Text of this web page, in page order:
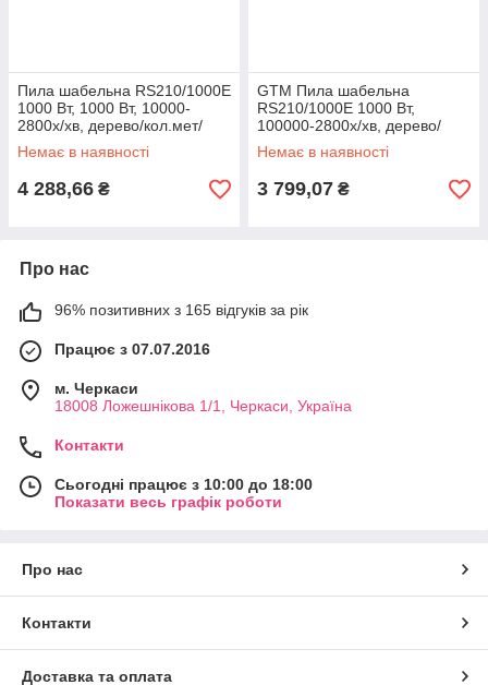
Пила шабельна RS210/1000E
1000 Вт, 1000 Вт, 10000-
2800х/хв, дерево/кол.мет/
сталь — 210/28/10 мм
Немає в наявності
4 288,66 ₴
GTM Пила шабельна
RS210/1000E 1000 Вт,
100000-2800х/хв, дерево/
кол.мет/сталь — 210/28/10
мм
Немає в наявності
3 799,07 ₴
Про нас
96% позитивних з 165 відгуків за рік
Працює з 07.07.2016
м. Черкаси
18008 Ложешнікова 1/1, Черкаси, Україна
Контакти
Сьогодні працює з 10:00 до 18:00
Показати весь графік роботи
Про нас
Контакти
Доставка та оплата